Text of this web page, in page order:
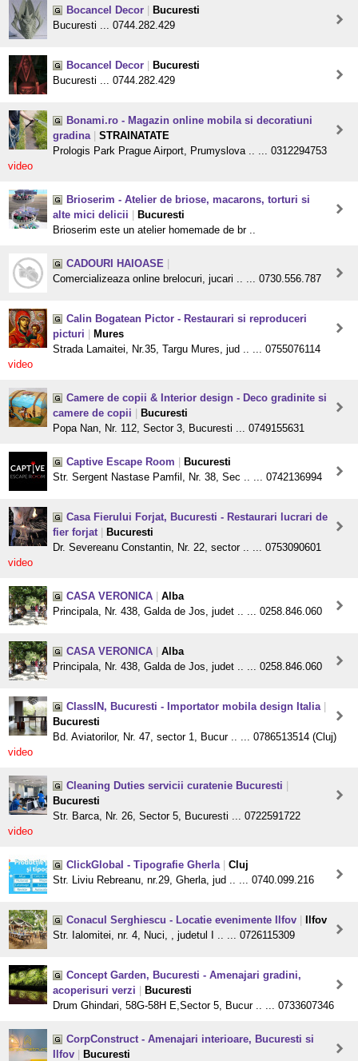
Bocancel Decor
Bucuresti
Bucuresti ... 0744.282.429
Bocancel Decor
Bucuresti
Bucuresti ... 0744.282.429
Bonami.ro - Magazin online mobila si decoratiuni
gradina
STRAINATATE
Prologis Park Prague Airport, Prumyslova .. ... 0312294753
video
Brioserim - Atelier de briose, macarons, torturi si
alte mici delicii
Bucuresti
Brioserim este un atelier homemade de br ..
CADOURI HAIOASE
Comercializeaza online brelocuri, jucari .. ... 0730.556.787
Calin Bogatean Pictor - Restaurari si reproduceri
picturi
Mures
Strada Lamaitei, Nr.35, Targu Mures, jud .. ... 0755076114
video
Camere de copii & Interior design - Deco gradinite si
camere de copii
Bucuresti
Popa Nan, Nr. 112, Sector 3, Bucuresti ... 0749155631
Captive Escape Room
Bucuresti
Str. Sergent Nastase Pamfil, Nr. 38, Sec .. ... 0742136994
Casa Fierului Forjat, Bucuresti - Restaurari lucrari de
fier forjat
Bucuresti
Dr. Severeanu Constantin, Nr. 22, sector .. ... 0753090601
video
CASA VERONICA
Alba
Principala, Nr. 438, Galda de Jos, judet .. ... 0258.846.060
CASA VERONICA
Alba
Principala, Nr. 438, Galda de Jos, judet .. ... 0258.846.060
ClassIN, Bucuresti - Importator mobila design Italia
Bucuresti
Bd. Aviatorilor, Nr. 47, sector 1, Bucur .. ... 0786513514 (Cluj)
video
Cleaning Duties servicii curatenie Bucuresti
Bucuresti
Str. Barca, Nr. 26, Sector 5, Bucuresti ... 0722591722
video
ClickGlobal - Tipografie Gherla
Cluj
Str. Liviu Rebreanu, nr.29, Gherla, jud .. ... 0740.099.216
Conacul Serghiescu - Locatie evenimente Ilfov
Ilfov
Str. Ialomitei, nr. 4, Nuci, , judetul I .. ... 0726115309
Concept Garden, Bucuresti - Amenajari gradini,
acoperisuri verzi
Bucuresti
Drum Ghindari, 58G-58H E,Sector 5, Bucur .. ... 0733607346
CorpConstruct - Amenajari interioare, Bucuresti si
Ilfov
Bucuresti